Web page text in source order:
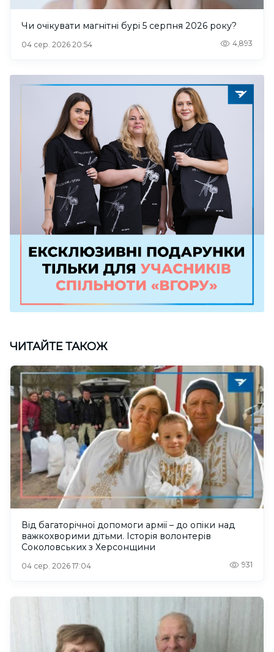
Чи очікувати магнітні бурі 5 серпня 2026 року?
04 сер. 2026 20:54 4,893
ЧИТАЙТЕ ТАКОЖ
Від багаторічної допомоги армії – до опіки над
важкохворими дітьми. Історія волонтерів
Соколовських з Херсонщини
04 сер. 2026 17:04 931